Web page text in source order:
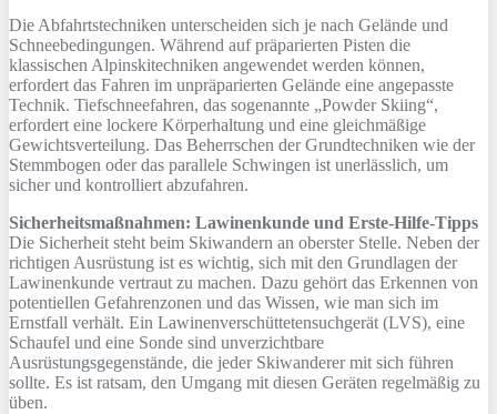
Die Abfahrtstechniken unterscheiden sich je nach Gelände und
Schneebedingungen. Während auf präparierten Pisten die
klassischen Alpinskitechniken angewendet werden können,
erfordert das Fahren im unpräparierten Gelände eine angepasste
Technik. Tiefschneefahren, das sogenannte „Powder Skiing“,
erfordert eine lockere Körperhaltung und eine gleichmäßige
Gewichtsverteilung. Das Beherrschen der Grundtechniken wie der
Stemmbogen oder das parallele Schwingen ist unerlässlich, um
sicher und kontrolliert abzufahren.
Sicherheitsmaßnahmen: Lawinenkunde und Erste-Hilfe-Tipps
Die Sicherheit steht beim Skiwandern an oberster Stelle. Neben der
richtigen Ausrüstung ist es wichtig, sich mit den Grundlagen der
Lawinenkunde vertraut zu machen. Dazu gehört das Erkennen von
potentiellen Gefahrenzonen und das Wissen, wie man sich im
Ernstfall verhält. Ein Lawinenverschüttetensuchgerät (LVS), eine
Schaufel und eine Sonde sind unverzichtbare
Ausrüstungsgegenstände, die jeder Skiwanderer mit sich führen
sollte. Es ist ratsam, den Umgang mit diesen Geräten regelmäßig zu
üben.